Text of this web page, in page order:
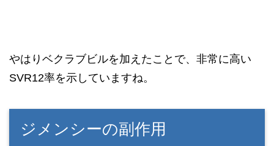
やはりベクラブビルを加えたことで、非常に高い
SVR12率を示していますね。
ジメンシーの副作用